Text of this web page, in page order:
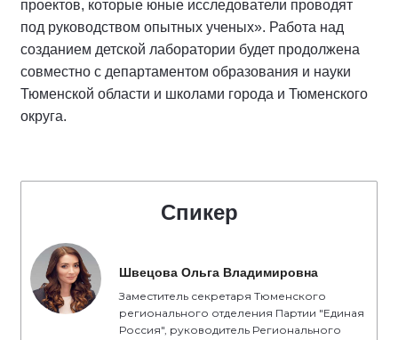
проектов, которые юные исследователи проводят
под руководством опытных ученых». Работа над
созданием детской лаборатории будет продолжена
совместно с департаментом образования и науки
Тюменской области и школами города и Тюменского
округа.
Спикер
Швецова Ольга Владимировна
Заместитель секретаря Тюменского
регионального отделения Партии "Единая
Россия", руководитель Регионального